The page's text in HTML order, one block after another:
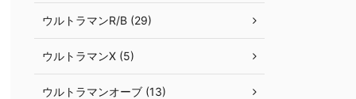
ウルトラマンR/B (29)
ウルトラマンX (5)
ウルトラマンオーブ (13)